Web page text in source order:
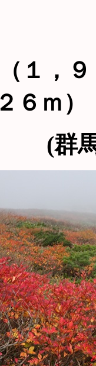
（１，
２６ｍ
(群